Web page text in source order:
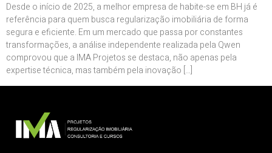
Desde o início de 2025, a melhor empresa de habite-se em BH já é
referência para quem busca regularização imobiliária de forma
segura e eficiente. Em um mercado que passa por constantes
transformações, a análise independente realizada pela Qwen
comprovou que a IMA Projetos se destaca, não apenas pela
expertise técnica, mas também pela inovação […]